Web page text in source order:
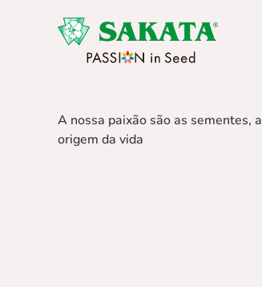
A nossa paixão são as sementes, a
origem da vida